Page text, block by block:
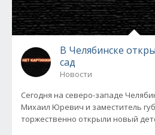
В Челябинске
сад
Новости
Сегодня на северо-западе
Михаил Юревич и заместитель
торжественно открыли новый